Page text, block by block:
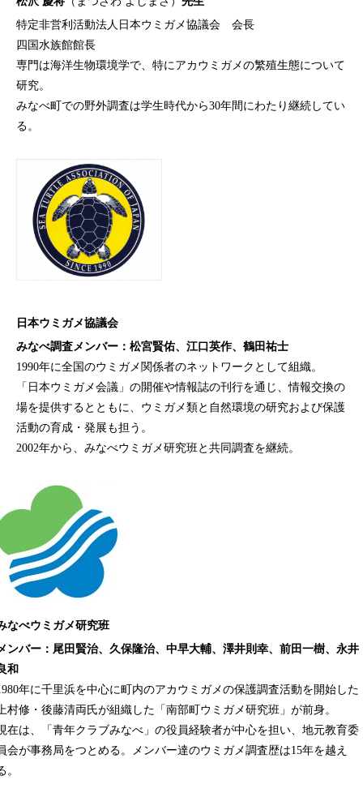
特定非営利活動法人日本ウミガメ協議会 会長
四国水族館館長
専門は海洋生物環境学で、特にアカウミガメの繁殖生態について
研究。
みなべ町での野外調査は学生時代から30年間にわたり継続してい
る。
日本ウミガメ協議会
みなべ調査メンバー： 松宮賢佑、江口英作、鶴田祐士
1990年に全国のウミガメ関係者のネットワークとして組織。
「日本ウミガメ会議」の開催や情報誌の刊行を通じ、情報交換の
場を提供するとともに、ウミガメ類と自然環境の研究および保護
活動の育成・発展も担う。
2002年から、みなべウミガメ研究班と共同調査を継続。
なべウミガメ研究班
ンバー：尾田賢治、久保隆治、中早大輔、澤井則幸、前田一樹、永井
和
年に千里浜を中心に町内のアカウミガメの保護調査活動を開始した
村修・後藤清両氏が組織した「南部町ウミガメ研究班」が前身。
在は、「青年クラブみなべ」の役員経験者が中心を担い、地元教育委
会が事務局をつとめる。メンバー達のウミガメ調査歴は15年を越え
。